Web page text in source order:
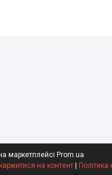
маркетплейсі Prom.ua
на контент | Політика